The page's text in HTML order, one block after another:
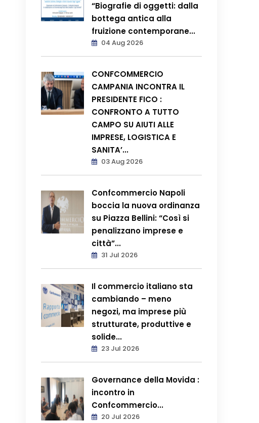
“Biografie di oggetti: dalla
bottega antica alla
fruizione contemporane...
04 Aug 2026
CONFCOMMERCIO
CAMPANIA INCONTRA IL
PRESIDENTE FICO :
CONFRONTO A TUTTO
CAMPO SU AIUTI ALLE
IMPRESE, LOGISTICA E
SANITA’...
03 Aug 2026
Confcommercio Napoli
boccia la nuova ordinanza
su Piazza Bellini: “Così si
penalizzano imprese e
città”...
31 Jul 2026
Il commercio italiano sta
cambiando – meno
negozi, ma imprese più
strutturate, produttive e
solide...
23 Jul 2026
Governance della Movida :
incontro in
Confcommercio...
20 Jul 2026